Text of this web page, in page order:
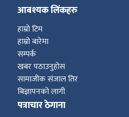
आबश्यक लिंकहरु
हाम्रो टिम
हाम्रो बारेमा
सम्पर्क
खबर पठाउनुहोस
सामाजीक संजाल तिर
बिज्ञापनको लागी
पत्राचार ठेगाना